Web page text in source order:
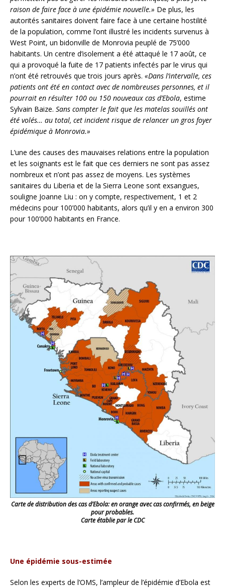
raison de faire face à une épidémie nouvelle.» De plus, les
autorités sanitaires doivent faire face à une certaine hostilité
de la population, comme l’ont illustré les incidents survenus à
West Point, un bidonville de Monrovia peuplé de 75’000
habitants. Un centre d’isolement a été attaqué le 17 août, ce
qui a provoqué la fuite de 17 patients infectés par le virus qui
n’ont été retrouvés que trois jours après. «Dans l’intervalle, ces
patients ont été en contact avec de nombreuses personnes, et il
pourrait en résulter 100 ou 150 nouveaux cas d’Ebola, estime
Sylvain Baize. Sans compter le fait que les matelas souillés ont
été volés… au total, cet incident risque de relancer un gros foyer
épidémique à Monrovia.»
L’une des causes des mauvaises relations entre la population
et les soignants est le fait que ces derniers ne sont pas assez
nombreux et n’ont pas assez de moyens. Les systèmes
sanitaires du Liberia et de la Sierra Leone sont exsangues,
souligne Joanne Liu : on y compte, respectivement, 1 et 2
médecins pour 100’000 habitants, alors qu’il y en a environ 300
pour 100’000 habitants en France.
Carte de distribution des cas d’Ebola: en orange avec cas confirmés, en beige
pour probables.
Carte établie par le CDC
Une épidémie sous-estimée
Selon les experts de l’OMS, l’ampleur de l’épidémie d’Ebola est